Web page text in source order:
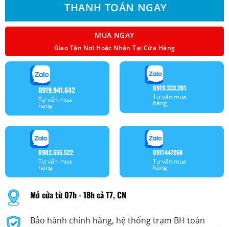
THANH TOÁN NGAY
MUA NGAY
Giao Tận Nơi Hoặc Nhận Tại Cửa Hàng
0919.941.642
Tư vấn mua
hàng
0919.333.201
Tư vấn mua
hàng
0902.555.522
Tư vấn mua
hàng
0911447268
Tư vấn mua
hàng
Mở cửa từ 07h - 18h cả T7, CN
Bảo hành chính hãng, hệ thống trạm BH toàn